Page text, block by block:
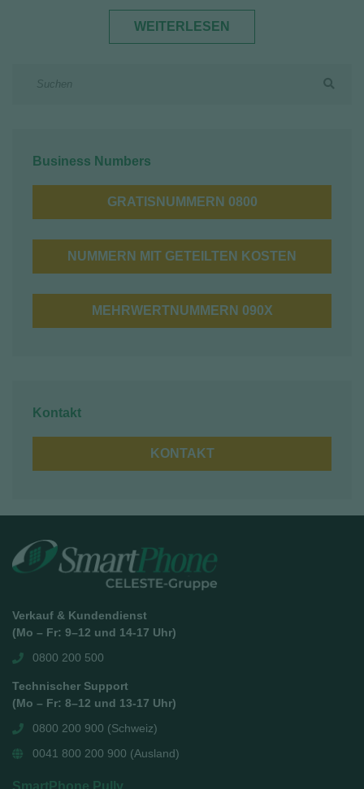
WEITERLESEN
Business Numbers
GRATISNUMMERN 0800
NUMMERN MIT GETEILTEN KOSTEN
MEHRWERTNUMMERN 090X
Kontakt
KONTAKT
Verkauf & Kundendienst
(Mo – Fr: 9–12 und 14-17 Uhr)
0800 200 500
Technischer Support
(Mo – Fr: 8–12 und 13-17 Uhr)
0800 200 900 (Schweiz)
0041 800 200 900 (Ausland)
SmartPhone Pully